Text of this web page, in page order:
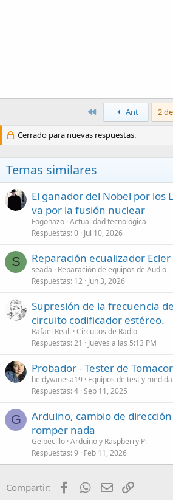
PrimeroAnt 2
Cerrado para nuevas respuestas.
Temas similares
El ganador del Nobel por los
va por la fusión nuclear
Fogonazo Actualidad tecnológica
Respuestas 0 Jul 10, 2026
S Reparación ecualizador Ecler
seada
Reparación de equipos de Audio
Respuestas 12 Jun 3, 2026
Supresión de la frecuencia
circuito codificador estéreo.
Rafael Reali Circuitos de Radio
Respuestas 21 Jueves a las 5:13 PM
Probador - Tester de
heidyvanesa19
Equipos de test y medida
Respuestas 4 Sep 11, 2025
G
Arduino, cambio de
romper nada
Gelbecillo Arduino y Raspberry Pi
Respuestas 9 Feb 11, 2026
Compartir: FacebookWhatsApp
Email